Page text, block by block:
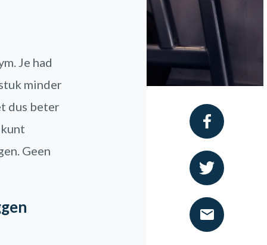
Je had
minder
dus beter
Geen